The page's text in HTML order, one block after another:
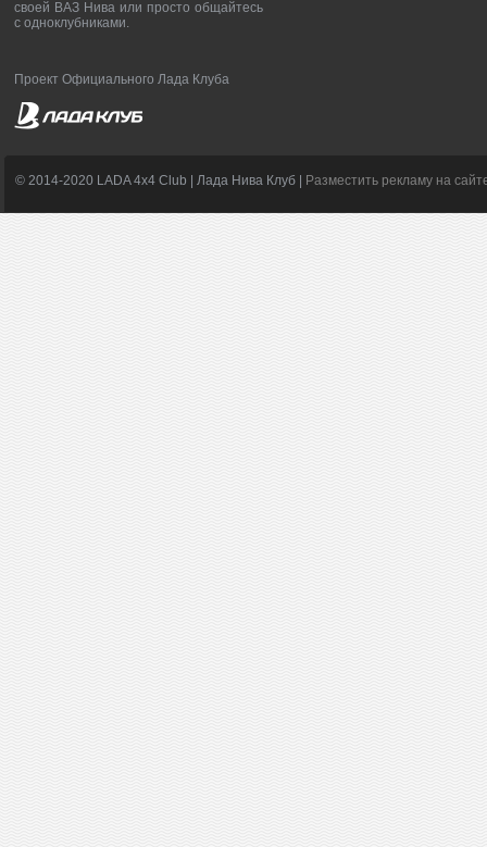
своей ВАЗ Нива или просто общайтесь
с одноклубниками.
Проект Официального Лада Клуба
© 2014-2020 LADA 4x4 Club | Лада Нива Клуб | Разместить рекламу на